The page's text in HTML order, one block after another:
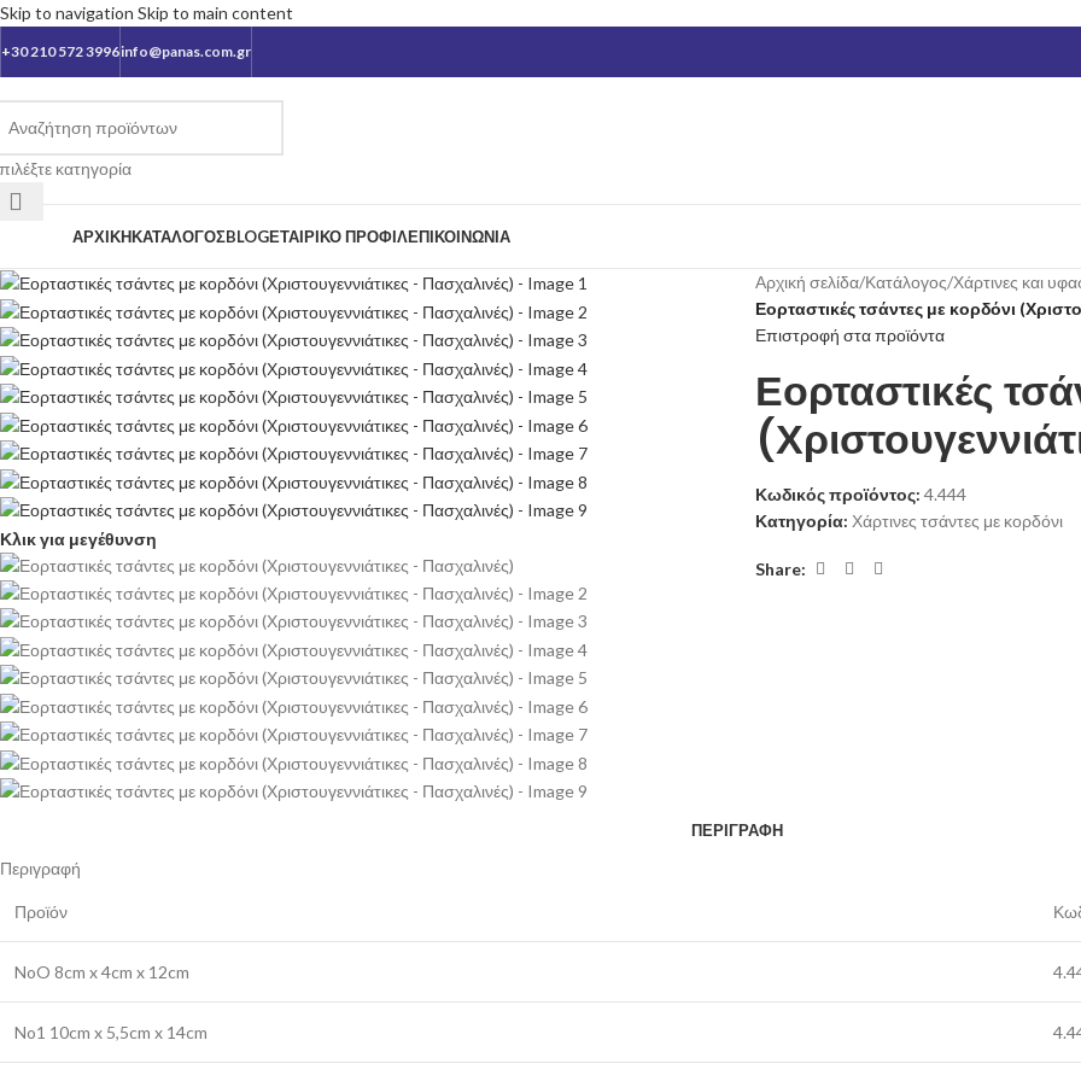
Skip to navigation Skip to main content
+30 210 572 3996info@panas.com.gr
κατηγορία
ΑΡΧΙΚΉΚΑΤΆΛΟΓΟΣBLOGΕΤΑΙΡΙΚΌ ΠΡΟΦΊΛΕΠΙΚΟΙΝΩΝΊΑ
Κλικ για μεγέθυνση
Αρχική σελίδα/Κατάλογος/Χάρτινες και
Εορταστικές τσάντες με κορδόνι
Επιστροφή στα προϊόντα
Εορταστικές
Κωδικός προϊόντος: 4.444
Κατηγορία: Χάρτινες τσάντες με κορδόνι
Share:
ΠΕΡΙΓΡΑΦΉ
Περιγραφή
Προϊόν
NoO 8cm x 4cm x 12cm
No1 10cm x 5,5cm x 14cm